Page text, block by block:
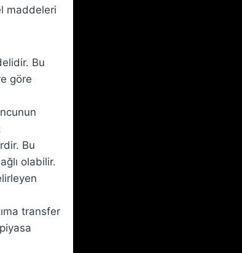
maddeleri
Bu
göre
Bu
olabilir.
transfer